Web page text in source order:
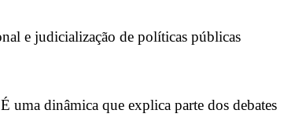
e judicialização de políticas públicas
uma dinâmica que explica parte dos debates